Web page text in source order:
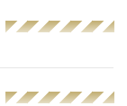
◢◤◢◤◢◤◢◤◢◤
◢◤◢◤◢◤◢◤◢◤